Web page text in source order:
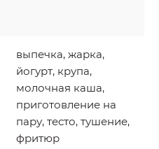
выпечка, жарка,
йогурт, крупа,
молочная каша,
приготовление на
пару, тесто, тушение,
фритюр